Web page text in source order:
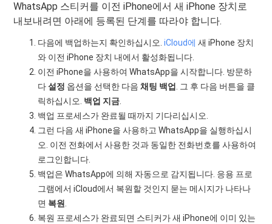
WhatsApp 스티커를 이전 iPhone에서 새 iPhone 장치로
내보내려면 아래에 등록된 단계를 따라야 합니다.
다음에 백업하는지 확인하십시오.iCloud에 새 iPhone 장치
와 이전 iPhone 장치 내에서 활성화됩니다.
이전 iPhone을 사용하여 WhatsApp을 시작합니다. 방문하
다설정 옵션을 선택한 다음채팅 백업
. 그 후 다음 버튼을 클
릭하십시오. 백업 지금
백업 프로세스가 완료될 때까지 기다리십시오.
그런 다음 새 iPhone을 사용하고 WhatsApp을 실행하십시
오. 이전 전화에서 사용한 것과 동일한 전화번호를 사용하여
로그인합니다.
백업은 WhatsApp에 의해 자동으로 감지됩니다. 응용 프로
그램에서 iCloud에서 복원할 것인지 묻는 메시지가 나타나
면 복원
복원 프로세스가 완료되면 스티커가 새 iPhone에 이미 있는